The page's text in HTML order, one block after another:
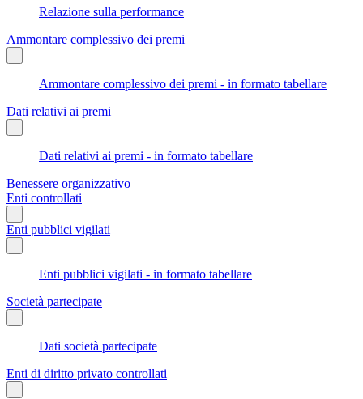
Relazione sulla performance
Ammontare complessivo dei premi
Ammontare complessivo dei premi - in formato tabellare
Dati relativi ai premi
Dati relativi ai premi - in formato tabellare
Benessere organizzativo
Enti controllati
Enti pubblici vigilati
Enti pubblici vigilati - in formato tabellare
Società partecipate
Dati società partecipate
Enti di diritto privato controllati